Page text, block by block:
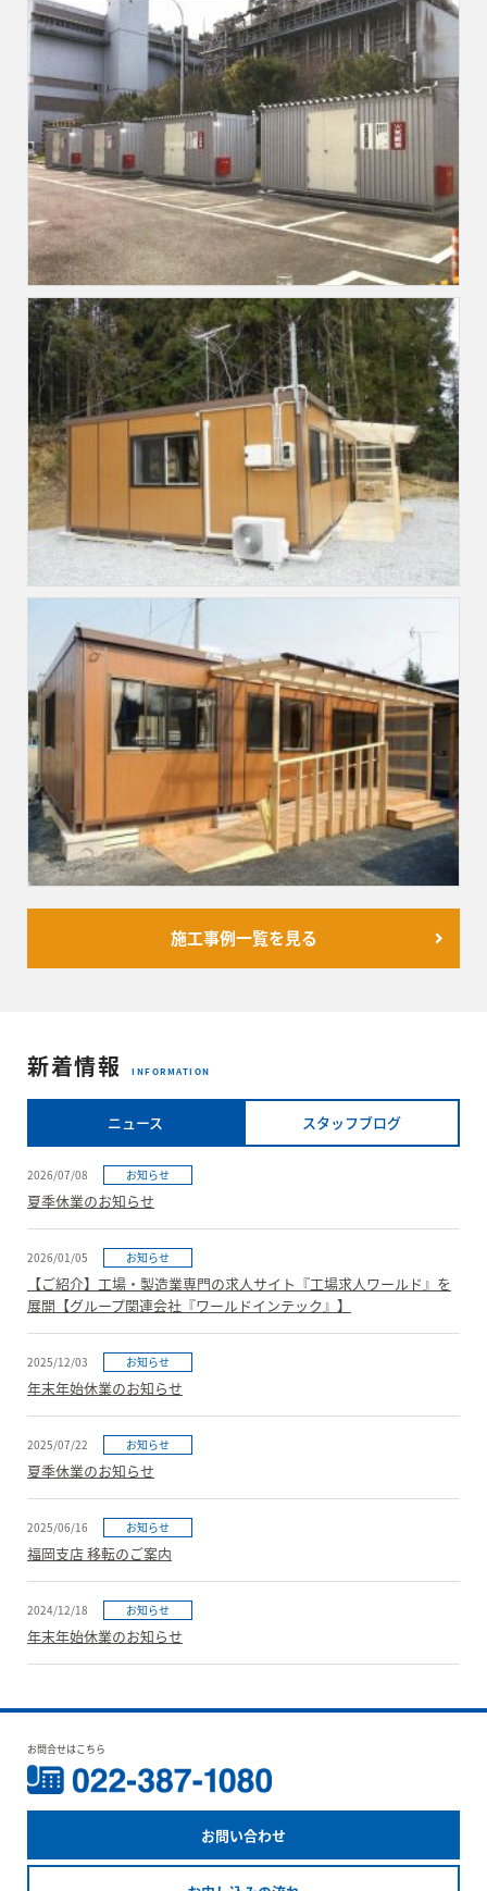
施工事例一覧を見る
新着情報 INFORMATION
ニュース スタッフブログ
2026/07/08 お知らせ
夏季休業のお知らせ
2026/01/05 お知らせ
【ご紹介】工場・製造業専門の求人サイト『工場求人ワールド』を
展開【グループ関連会社『ワールドインテック』】
2025/12/03 お知らせ
年末年始休業のお知らせ
2025/07/22 お知らせ
夏季休業のお知らせ
2025/06/16 お知らせ
福岡支店 移転のご案内
2024/12/18 お知らせ
年末年始休業のお知らせ
お問合せはこちら
お問い合わせ